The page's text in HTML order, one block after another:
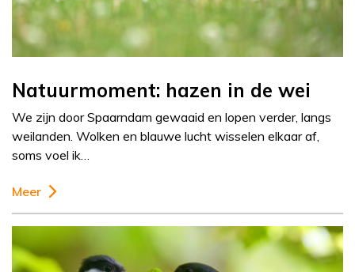
Natuurmoment: hazen in de wei
We zijn door Spaarndam gewaaid en lopen verder, langs
weilanden. Wolken en blauwe lucht wisselen elkaar af,
soms voel ik…
Meer